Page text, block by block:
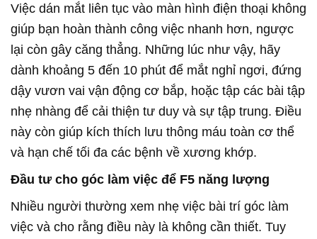
Việc dán mắt liên tục vào màn hình điện thoại không
giúp bạn hoàn thành công việc nhanh hơn, ngược
lại còn gây căng thẳng. Những lúc như vậy, hãy
dành khoảng 5 đến 10 phút để mắt nghỉ ngơi, đứng
dậy vươn vai vận động cơ bắp, hoặc tập các bài tập
nhẹ nhàng để cải thiện tư duy và sự tập trung. Điều
này còn giúp kích thích lưu thông máu toàn cơ thể
và hạn chế tối đa các bệnh về xương khớp.
Đầu tư cho góc làm việc để F5 năng lượng
Nhiều người thường xem nhẹ việc bài trí góc làm
việc và cho rằng điều này là không cần thiết. Tuy